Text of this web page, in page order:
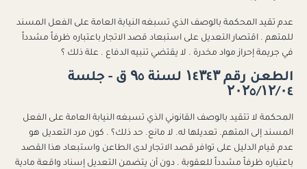
عدم تقيد المحكمة بالوصف الذي تسبغه النيابة العامة على الفعل المسند
للمتهم . اقتصار التعديل على استبعاد قصد الاتجار باعتباره ظرفاً مشدداً
في جريمة إحراز مواد مخدرة . لا يقتضي تنبيه الدفاع . علة ذلك ؟
الطعن رقم ۱٤۳٤۳ لسنة ۹٥ ق - جلسة
۲۰۲٥/۱۲/۰٤
المحكمة لا تتقيد بالوصف القانوني الذي تسبغه النيابة العامة على الفعل
المسند إلى المتهم. تعديلها له. لا مانع. حد ذلك؟ . كون مرد التعديل هو
عدم قيام الدليل على توافر قصد الاتجار لدى الطاعن واستبعاد هذا القصد
باعتباره ظرفاً مشدداً للعقوبة . دون أن يتضمن التعديل إسناد واقعة مادية